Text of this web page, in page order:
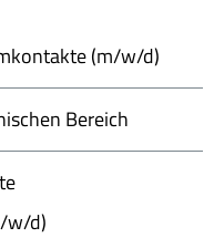
(m/w/d)
Bereich
w/d)